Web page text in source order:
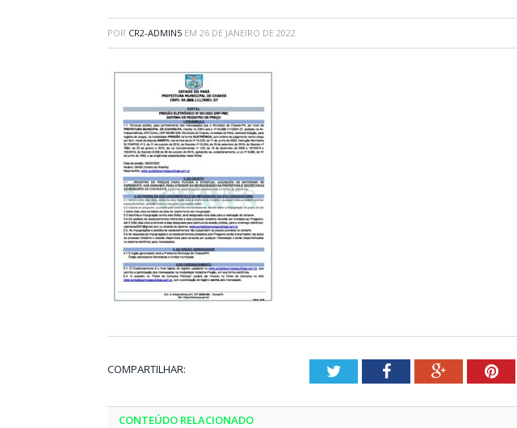
POR CR2-ADMIN5 EM 26 DE JANEIRO DE 2022
COMPARTILHAR: TwitterFacebookGoogle+
CONTEÚDO RELACIONADO